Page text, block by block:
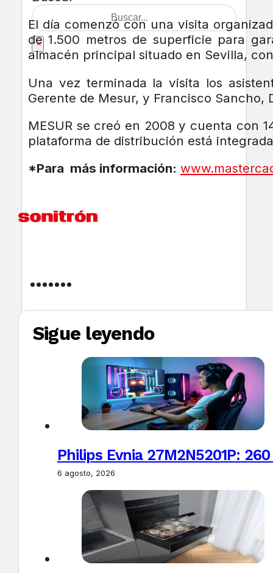
×
El día comenzó con una visita
de 1.500 metros de superficie para
almacén principal situado en Sevilla,
Una vez terminada la visita los
Gerente de Mesur, y Francisco Sancho,
MESUR se creó en 2008 y cuenta con
plataforma de distribución está
*Para más información:
Sigue leyendo
Philips Evnia 27M2N5201P:
6 agosto, 2026